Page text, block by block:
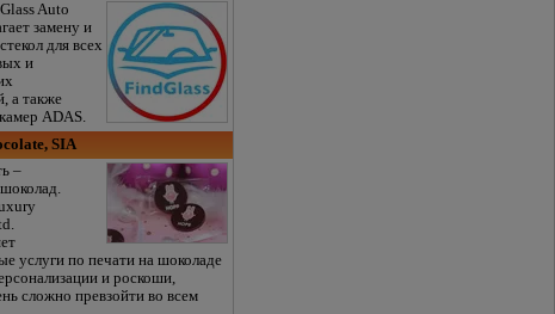
Auto
замену и
для всех
и
а также
ADAS.
SIA
–
услуги по печати на шоколаде
и роскоши,
сложно превзойти во всем